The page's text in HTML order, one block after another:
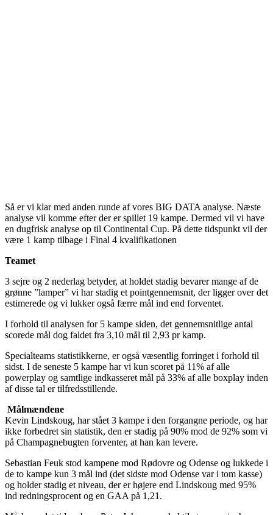
Så er vi klar med anden runde af vores BIG DATA analyse. Næste
analyse vil komme efter der er spillet 19 kampe. Dermed vil vi have
en dugfrisk analyse op til Continental Cup. På dette tidspunkt vil der
være 1 kamp tilbage i Final 4 kvalifikationen
Teamet
3 sejre og 2 nederlag betyder, at holdet stadig bevarer mange af de
grønne ”lamper” vi har stadig et pointgennemsnit, der ligger over det
estimerede og vi lukker også færre mål ind end forventet.
I forhold til analysen for 5 kampe siden, det gennemsnitlige antal
scorede mål dog faldet fra 3,10 mål til 2,93 pr kamp.
Specialteams statistikkerne, er også væsentlig forringet i forhold til
sidst. I de seneste 5 kampe har vi kun scoret på 11% af alle
powerplay og samtlige indkasseret mål på 33% af alle boxplay inden
af disse tal er tilfredsstillende.
Målmændene
Kevin Lindskoug, har stået 3 kampe i den forgangne periode, og har
ikke forbedret sin statistik, den er stadig på 90% mod de 92% som vi
på Champagnebugten forventer, at han kan levere.
Sebastian Feuk stod kampene mod Rødovre og Odense og lukkede i
de to kampe kun 3 mål ind (det sidste mod Odense var i tom kasse)
og holder stadig et niveau, der er højere end Lindskoug med 95%
ind redningsprocent og en GAA på 1,21.